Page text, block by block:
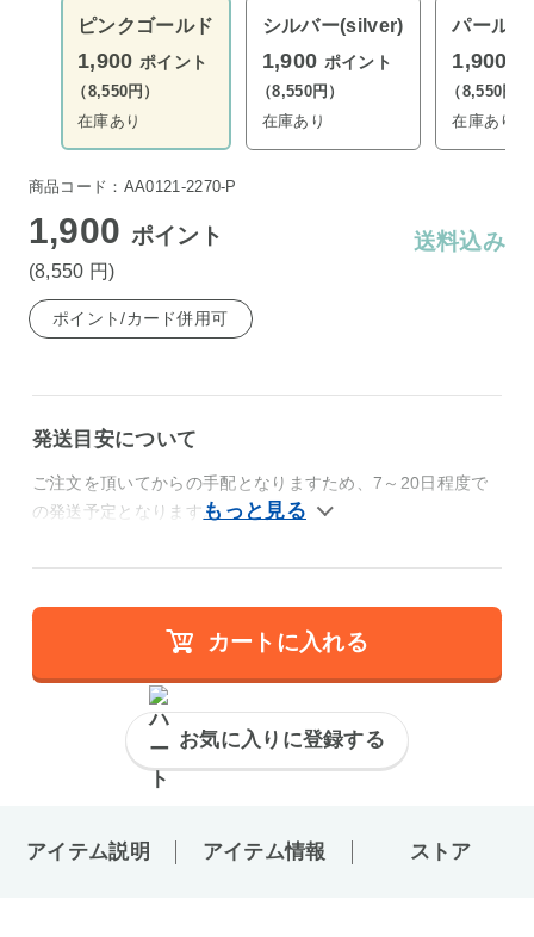
ピンクゴールド
1,900 ポイント
（8,550円）
在庫あり
シルバー(silver)
1,900 ポイント
（8,550円）
在庫あり
パール
1,900
（8,550円）
在庫あり
商品コード：AA0121-2270-P
1,900 ポイント
(8,550 円)
送料込み
ポイント/カード併用可
発送目安について
ご注文を頂いてからの手配となりますため、7～20日程度で
の発送予定となります。
カートに入れる
お気に入りに登録する
アイテム説明 アイテム情報 ストア